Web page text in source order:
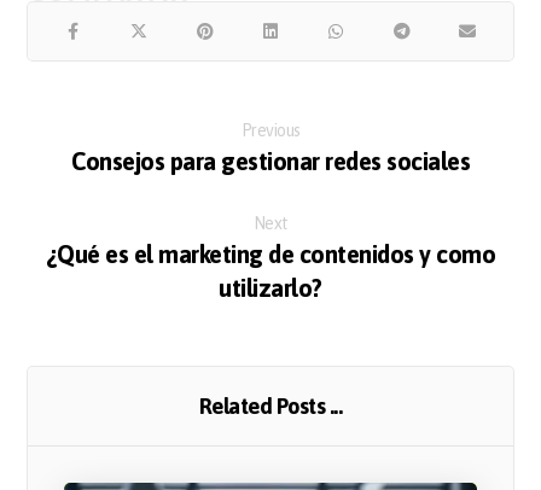
Previous
Consejos para gestionar redes sociales
Next
¿Qué es el marketing de contenidos y como
utilizarlo?
Related Posts ...